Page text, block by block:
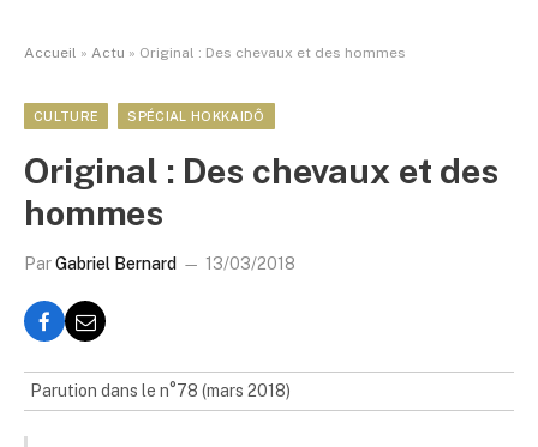
Accueil » Actu » Original : Des chevaux et des hommes
CULTURE SPÉCIAL HOKKAIDÔ
Original : Des chevaux et des
hommes
ParGabriel Bernard 13/03/2018
Parution dans le n°78 (mars 2018)